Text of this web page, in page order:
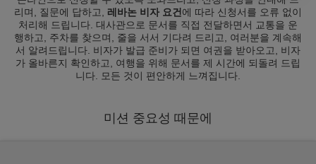
리며, 질문에 답하고, 레바논 비자 요건 에 따라 신청서를 오류 없이
처리해 드립니다. 대사관으로 문서를 직접 전달하면서 교통을 운
행하고, 주차를 찾으며, 줄을 서서 기다려 드리고, 여러분을 계속해
서 알려드립니다. 비자가 발급 준비가 되면 여권을 받아오고, 비자
가 올바른지 확인하고, 여행을 위해 문서를 제 시간에 되돌려 드립
니다. 모든 것이 편안하게 느껴집니다.
미션 중요성 때문에